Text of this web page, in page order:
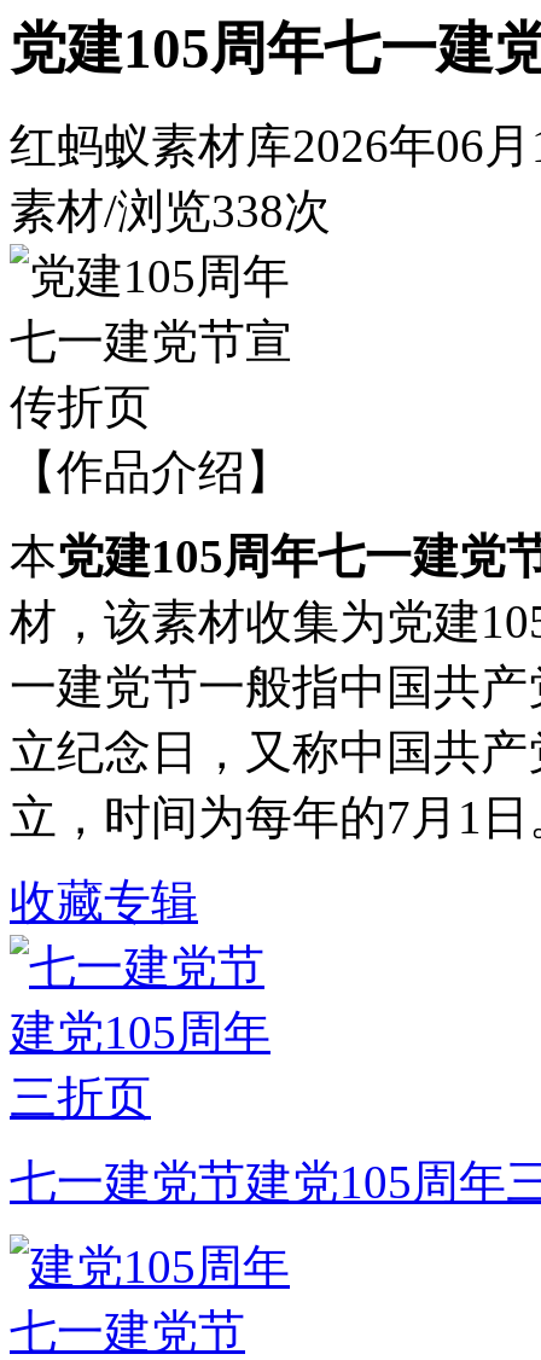
党建105周年七一建
红蚂蚁素材库2026年06
素材/浏览338次
【作品介绍】
本党建105周年七一建党
材，该素材收集为党建
一建党节一般指中国共
立纪念日，又称中国共
立，时间为每年的7月1日
收藏专辑
七一建党节建党105周年